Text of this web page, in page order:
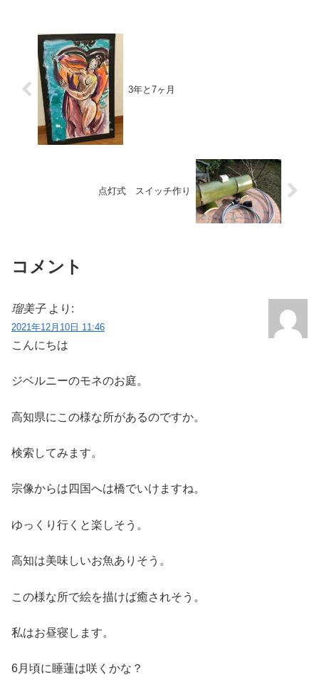
3年と7ヶ月
点灯式 スイッチ作り
コメント
瑠美子 より:
2021年12月10日 11:46
こんにちは
ジベルニーのモネのお庭。
高知県にこの様な所があるのですか。
検索してみます。
宗像からは四国へは橋でいけますね。
ゆっくり行くと楽しそう。
高知は美味しいお魚ありそう。
この様な所で絵を描けば癒されそう。
私はお昼寝します。
6月頃に睡蓮は咲くかな？